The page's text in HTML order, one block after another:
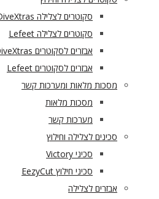
סקוטרים לצלילה DiveXtras
סקוטרים לצלילה Lefeet
אבזרים לסקוטרים DiveXtras
אבזרים לסקוטרים Lefeet
מסכות מלאות ומערכות קשר
מסכות מלאות
מערכות קשר
סכינים לצלילה וחילוץ
סכיני Victory
סכיני חילוץ EezyCut
אבזרים לצלילה